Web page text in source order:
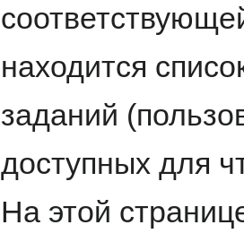
находится
заданий
доступных для
На этой